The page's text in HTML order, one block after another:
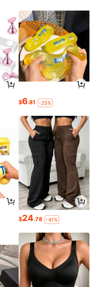
$6.81 -25%
$24.78 -41%